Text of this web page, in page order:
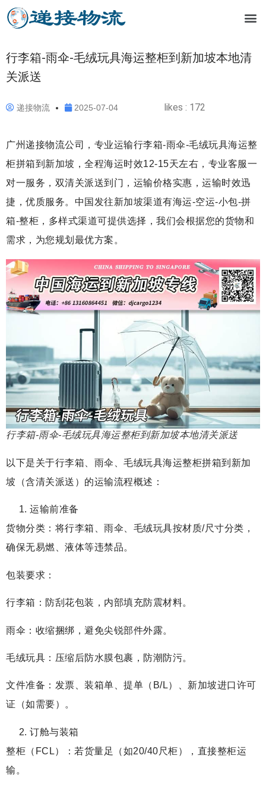
行李箱-雨伞-毛绒玩具海运整柜到新加坡本地清
关派送
递接物流 2025-07-04 likes : 172
广州递接物流公司，专业运输行李箱-雨伞-毛绒玩具海运整
柜拼箱到新加坡，全程海运时效12-15天左右，专业客服一
对一服务，双清关派送到门，运输价格实惠，运输时效迅
捷，优质服务。中国发往新加坡渠道有海运-空运-小包-拼
箱-整柜，多样式渠道可提供选择，我们会根据您的货物和
需求，为您规划最优方案。
行李箱-雨伞-毛绒玩具海运整柜到新加坡本地清关派送
以下是关于行李箱、雨伞、毛绒玩具海运整柜拼箱到新加
坡（含清关派送）的运输流程概述：
运输前准备
货物分类：将行李箱、雨伞、毛绒玩具按材质/尺寸分类，
确保无易燃、液体等违禁品。
包装要求：
行李箱：防刮花包装，内部填充防震材料。
雨伞：收缩捆绑，避免尖锐部件外露。
毛绒玩具：压缩后防水膜包裹，防潮防污。
文件准备：发票、装箱单、提单（B/L）、新加坡进口许可
证（如需要）。
订舱与装箱
整柜（FCL）：若货量足（如20/40尺柜），直接整柜运
输。